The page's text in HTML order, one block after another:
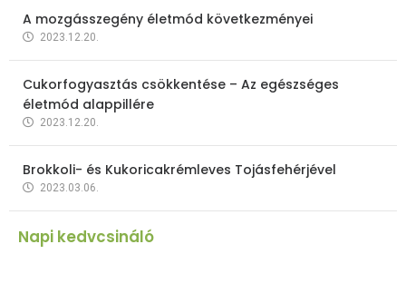
A mozgásszegény életmód következményei
2023.12.20.
Cukorfogyasztás csökkentése – Az egészséges
életmód alappillére
2023.12.20.
Brokkoli- és Kukoricakrémleves Tojásfehérjével
2023.03.06.
Napi kedvcsináló